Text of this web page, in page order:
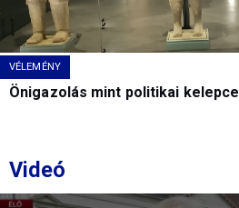
VÉLEMÉNY
Önigazolás mint politikai kelepce
Videó